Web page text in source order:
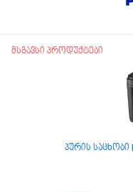
მსგავსი პროდუქტები
პურის საცხობი